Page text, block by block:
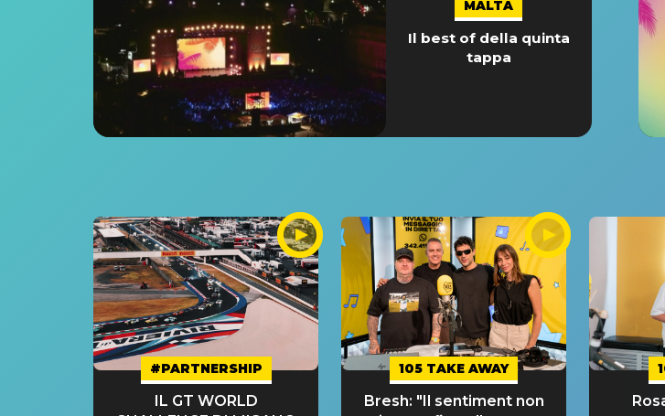
MALTA
Il best of della quinta
tappa
#PARTNERSHIP
IL GT WORLD
105 TAKE AWAY
Bresh: "Il sentiment non